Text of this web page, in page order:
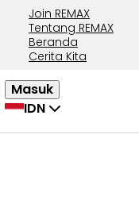
Join REMAX
Tentang REMAX
Beranda
Cerita Kita
Masuk
IDN